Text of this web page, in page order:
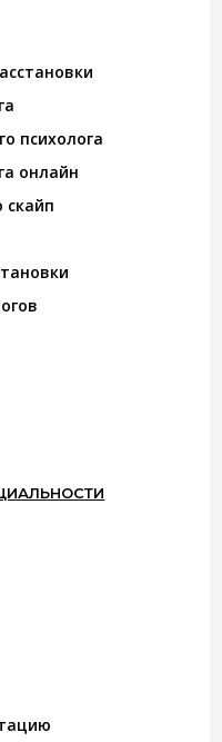
психолога
онлайн
скайп